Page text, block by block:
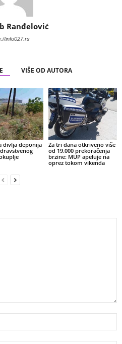
Ranđelović
info027.rs
VIŠE OD AUTORA
divlja deponija
Za tri dana otkriveno više
od 19.000 prekoračenja
brzine: MUP apeluje na
oprez tokom vikenda